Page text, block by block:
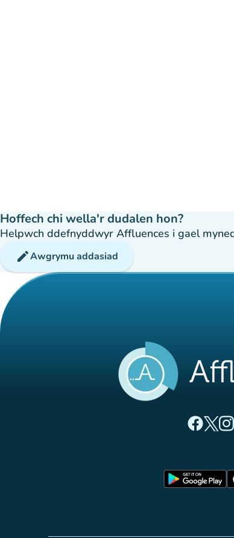
Hoffech chi wella'r dudalen hon?
Helpwch ddefnyddwyr Affluences i gael
editAwgrymu addasiad
(tab